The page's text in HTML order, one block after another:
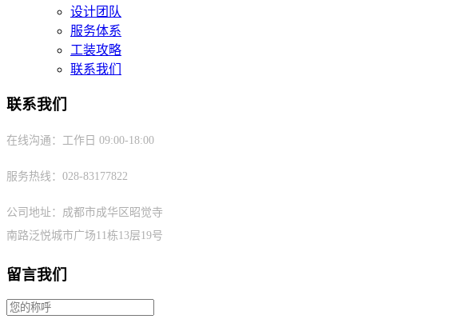
设计团队
服务体系
工装攻略
联系我们
联系我们
在线沟通：工作日 09:00-18:00
服务热线：028-83177822
公司地址：成都市成华区昭觉寺
南路泛悦城市广场11栋13层19号
留言我们